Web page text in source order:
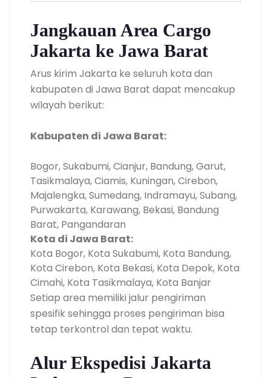
Jangkauan Area Cargo
Jakarta ke Jawa Barat
Arus kirim Jakarta ke seluruh kota dan
kabupaten di Jawa Barat dapat mencakup
wilayah berikut:
Kabupaten di Jawa Barat:
Bogor, Sukabumi, Cianjur, Bandung, Garut,
Tasikmalaya, Ciamis, Kuningan, Cirebon,
Majalengka, Sumedang, Indramayu, Subang,
Purwakarta, Karawang, Bekasi, Bandung
Barat, Pangandaran
Kota di Jawa Barat:
Kota Bogor, Kota Sukabumi, Kota Bandung,
Kota Cirebon, Kota Bekasi, Kota Depok, Kota
Cimahi, Kota Tasikmalaya, Kota Banjar
Setiap area memiliki jalur pengiriman
spesifik sehingga proses pengiriman bisa
tetap terkontrol dan tepat waktu.
Alur Ekspedisi Jakarta